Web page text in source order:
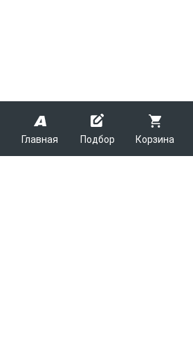
Главная Подбор Корзина